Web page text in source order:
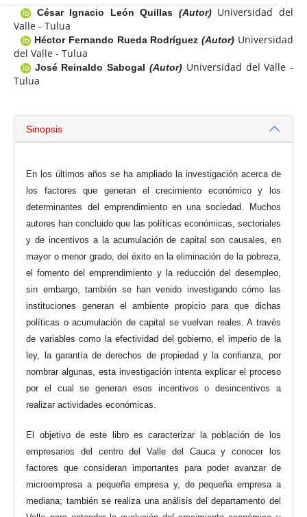
César Ignacio León Quillas (Autor) Universidad del
Valle - Tulua
Héctor Fernando Rueda Rodríguez(Autor) Universidad
del Valle - Tulua
José Reinaldo Sabogal(Autor) Universidad del Valle -
Tulua
Sinopsis
En los últimos años se ha ampliado la investigación acerca de
los factores que generan el crecimiento económico y los
determinantes del emprendimiento en una sociedad. Muchos
autores han concluido que las políticas económicas, sectoriales
y de incentivos a la acumulación de capital son causales, en
mayor o menor grado, del éxito en la eliminación de la pobreza,
el fomento del emprendimiento y la reducción del desempleo,
sin embargo, también se han venido investigando cómo las
instituciones generan el ambiente propicio para que dichas
políticas o acumulación de capital se vuelvan reales. A través
de variables como la efectividad del gobierno, el imperio de la
ley, la garantía de derechos de propiedad y la confianza, por
nombrar algunas, esta investigación intenta explicar el proceso
por el cual se generan esos incentivos o desincentivos a
realizar actividades económicas.
El objetivo de este libro es caracterizar la población de los
empresarios del centro del Valle del Cauca y conocer los
factores que consideran importantes para poder avanzar de
microempresa a pequeña empresa y, de pequeña empresa a
mediana; también se realiza una análisis del departamento del